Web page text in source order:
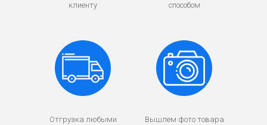
клиенту
способом
Отгрузка любыми
Вышлем фото товара